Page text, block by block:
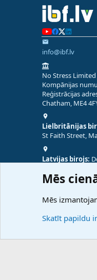
info@ibf.lv
No Stress Limited
Kompānijas
Reģistrācijas
Chatham, ME4
Lielbritānijas
St Faith Street,
Latvijas birojs:
Mēs
Mēs
Skatīt papildu